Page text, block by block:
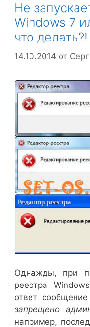
Не
Windows 7
что делать?!
14.10.2014 от
Однажды, при
реестра
ответ сообщение
запрещено
например,